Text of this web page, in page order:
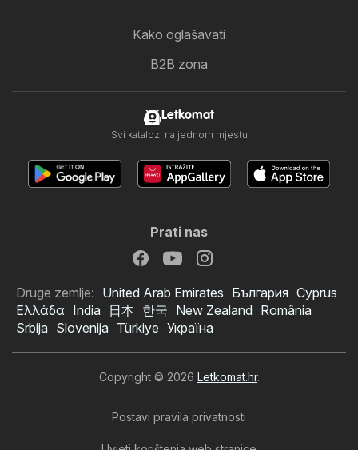
Kako oglašavati
B2B zona
Letkomat
Svi katalozi na jednom mjestu
Prati nas
Druge zemlje: United Arab Emirates България Cyprus
Ελλάδα India 日本 한국 New Zealand România
Srbija Slovenija Türkiye Україна
Copyright © 2026 Letkomat.hr.
Postavi pravila privatnosti